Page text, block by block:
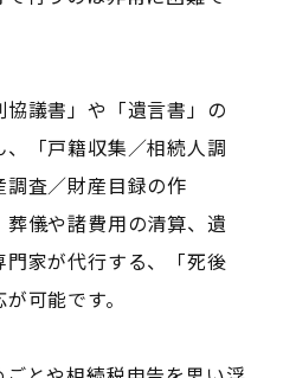
議書」や「遺言書」の
「戸籍収集／相続人調
査／財産目録の作
儀や諸費用の清算、遺
家が代行する、「死後
可能です。